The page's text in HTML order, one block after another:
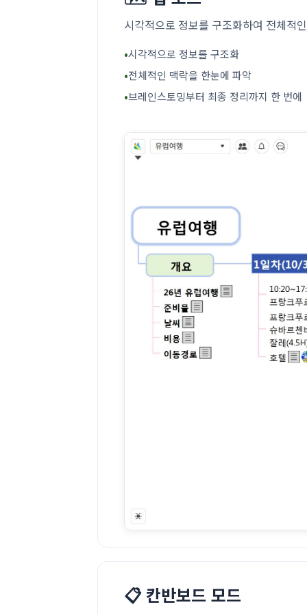
시각적으로 정보를 구조화하여 전체적
•시각적으로 정보를 구조화
•전체적인 맥락을 한눈에 파악
•브레인스토밍부터 최종 정리까지 한 번에
📋 칸반보드 모드